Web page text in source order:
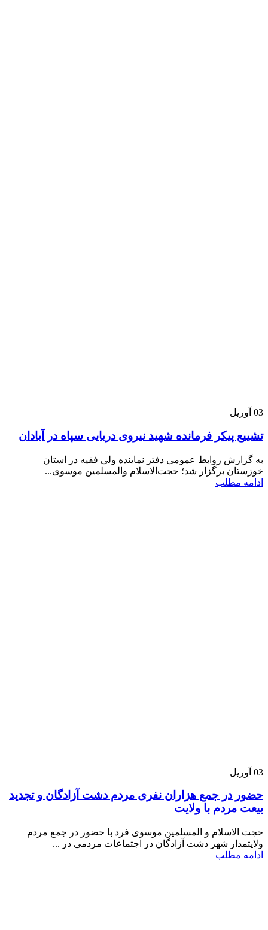
03 آوریل
تشییع پیکر فرمانده شهید نیروی دریایی سپاه در آبادان
به گزارش روابط عمومی دفتر نماینده ولی فقیه در استان
خوزستان برگزار شد؛ حجت‌الاسلام والمسلمین موسوی‌...
ادامه مطلب
03 آوریل
حضور در جمع هزاران نفری مردم دشت آزادگان و تجدید
بیعت مردم با ولایت
حجت الاسلام و المسلمین موسوی فرد با حضور در جمع مردم
ولایتمدار شهر دشت آزادگان در اجتماعات مردمی در ...
ادامه مطلب